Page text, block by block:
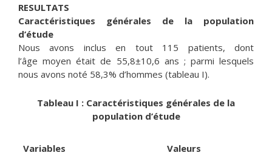
RESULTATS
Caractéristiques générales de la population
d’étude
Nous avons inclus en tout 115 patients, dont
l’âge moyen était de 55,8±10,6 ans ; parmi lesquels
nous avons noté 58,3% d’hommes (tableau I).
Tableau I : Caractéristiques générales de la
population d’étude
Variables
Valeurs